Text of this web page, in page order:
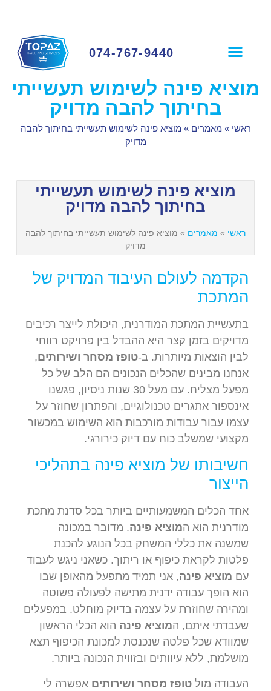
074-767-9440
מוציא פינה לשימוש תעשייתי
בחיתוך להבה מדויק
ראשי »מאמרים »מוציא פינה לשימוש תעשייתי בחיתוך להבה
מדויק
מוציא פינה לשימוש תעשייתי
בחיתוך להבה מדויק
ראשי » מאמרים » מוציא פינה לשימוש תעשייתי בחיתוך להבה
מדויק
הקדמה לעולם העיבוד המדויק של
המתכת
בתעשיית המתכת המודרנית, היכולת לייצר רכיבים
מדויקים בזמן קצר היא ההבדל בין פרויקט רווחי
לבין הוצאות מיותרות. ב-טופז מסחר ושירותים,
אנחנו מבינים שהכלים הנכונים הם הלב של כל
מפעל מצליח. עם מעל 30 שנות ניסיון, פגשנו
אינספור אתגרים טכנולוגיים, והפתרון שחוזר על
עצמו עבור עבודות מורכבות הוא השימוש במכשור
מקצועי שמשלב כוח עם דיוק כירורגי.
חשיבותו של מוציא פינה בתהליכי
הייצור
אחד הכלים המשמעותיים ביותר בכל סדנת מתכת
מודרנית הוא המוציא פינה. מדובר במכונה
שמשנה את כללי המשחק בכל הנוגע להכנת
פלטות לקראת כיפוף או ריתוך. כשאני ניגש לעבוד
עם מוציא פינה, אני תמיד מתפעל מהאופן שבו
הוא הופך עבודה ידנית מתישה לפעולה פשוטה
ומהירה שחוזרת על עצמה בדיוק מוחלט. במפעלים
שעבדתי איתם, המוציא פינה הוא הכלי הראשון
שמוודא שכל פלטה שנכנסת למכונת הכיפוף תצא
מושלמת, ללא עיוותים ובזווית הנכונה ביותר.
העבודה מול טופז מסחר ושירותים אפשרה לי